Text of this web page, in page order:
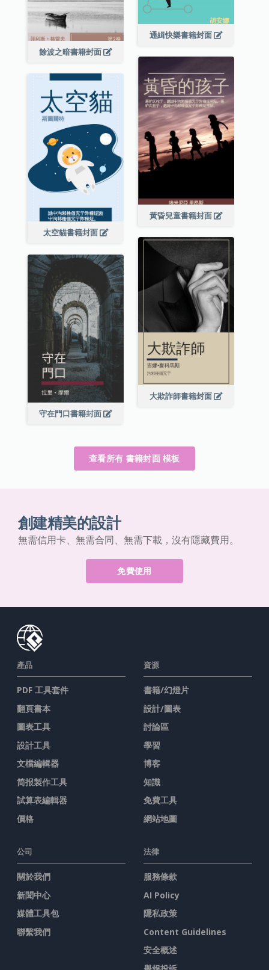
通緝快樂書籍封面
餘波之暗書籍封面
黃昏兒童書籍封面
太空貓書籍封面
大欺詐師書籍封面
守在門口書籍封面
查看所有 書籍封面 模板
創建精美的設計
無需信用卡、無需合同、無需下載，沒有隱藏費用。
免費使用
產品
PDF 工具套件
翻頁書本
圖表工具
設計工具
文檔編輯器
简报製作工具
試算表編輯器
價格
資源
書籍/幻燈片
設計/圖表
討論區
學習
博客
知識
免費工具
網站地圖
公司
關於我們
新聞中心
媒體工具包
聯繫我們
法律
服務條款
AI Policy
隱私政策
Content Guidelines
安全概述